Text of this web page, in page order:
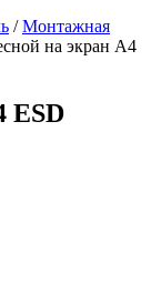
/Монтажная
на экран А4
ESD